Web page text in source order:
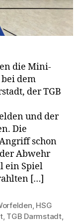
die Mini-
dem
der TGB
und der
Die
schon
Abwehr
ein Spiel
[…]
, HSG
, TGB Darmstadt,